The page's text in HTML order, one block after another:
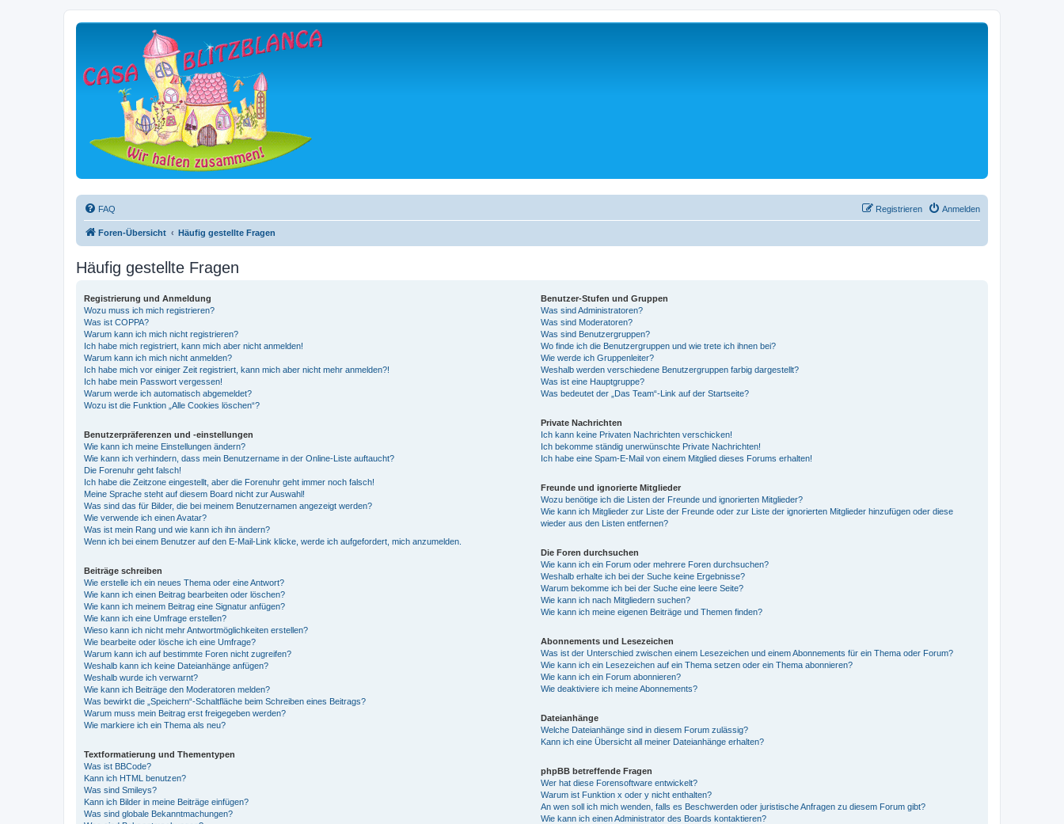
FAQ Anmelden
Registrieren
Foren-Übersicht Häufig gestellte Fragen
Häufig gestellte Fragen
Registrierung und Anmeldung
Wozu muss ich mich registrieren?
Was ist COPPA?
Warum kann ich mich nicht registrieren?
Ich habe mich registriert, kann mich aber nicht anmelden!
Warum kann ich mich nicht anmelden?
Ich habe mich vor einiger Zeit registriert, kann mich aber nicht mehr anmelden?!
Ich habe mein Passwort vergessen!
Warum werde ich automatisch abgemeldet?
Wozu ist die Funktion „Alle Cookies löschen“?
Benutzerpräferenzen und -einstellungen
Wie kann ich meine Einstellungen ändern?
Wie kann ich verhindern, dass mein Benutzername in der Online-Liste auftaucht?
Die Forenuhr geht falsch!
Ich habe die Zeitzone eingestellt, aber die Forenuhr geht immer noch falsch!
Meine Sprache steht auf diesem Board nicht zur Auswahl!
Was sind das für Bilder, die bei meinem Benutzernamen angezeigt werden?
Wie verwende ich einen Avatar?
Was ist mein Rang und wie kann ich ihn ändern?
Wenn ich bei einem Benutzer auf den E-Mail-Link klicke, werde ich aufgefordert, mich anzumelden.
Beiträge schreiben
Wie erstelle ich ein neues Thema oder eine Antwort?
Wie kann ich einen Beitrag bearbeiten oder löschen?
Wie kann ich meinem Beitrag eine Signatur anfügen?
Wie kann ich eine Umfrage erstellen?
Wieso kann ich nicht mehr Antwortmöglichkeiten erstellen?
Wie bearbeite oder lösche ich eine Umfrage?
Warum kann ich auf bestimmte Foren nicht zugreifen?
Weshalb kann ich keine Dateianhänge anfügen?
Weshalb wurde ich verwarnt?
Wie kann ich Beiträge den Moderatoren melden?
Was bewirkt die „Speichern“-Schaltfläche beim Schreiben eines Beitrags?
Warum muss mein Beitrag erst freigegeben werden?
Wie markiere ich ein Thema als neu?
Textformatierung und Thementypen
Was ist BBCode?
Kann ich HTML benutzen?
Was sind Smileys?
Kann ich Bilder in meine Beiträge einfügen?
Was sind globale Bekanntmachungen?
Benutzer-Stufen und Gruppen
Was sind Administratoren?
Was sind Moderatoren?
Was sind Benutzergruppen?
Wo finde ich die Benutzergruppen und wie trete ich ihnen bei?
Wie werde ich Gruppenleiter?
Weshalb werden verschiedene Benutzergruppen farbig dargestellt?
Was ist eine Hauptgruppe?
Was bedeutet der „Das Team“-Link auf der Startseite?
Private Nachrichten
Ich kann keine Privaten Nachrichten verschicken!
Ich bekomme ständig unerwünschte Private Nachrichten!
Ich habe eine Spam-E-Mail von einem Mitglied dieses Forums erhalten!
Freunde und ignorierte Mitglieder
Wozu benötige ich die Listen der Freunde und ignorierten Mitglieder?
Wie kann ich Mitglieder zur Liste der Freunde oder zur Liste der ignorierten Mitglieder hinzufügen oder diese
wieder aus den Listen entfernen?
Die Foren durchsuchen
Wie kann ich ein Forum oder mehrere Foren durchsuchen?
Weshalb erhalte ich bei der Suche keine Ergebnisse?
Warum bekomme ich bei der Suche eine leere Seite?
Wie kann ich nach Mitgliedern suchen?
Wie kann ich meine eigenen Beiträge und Themen finden?
Abonnements und Lesezeichen
Was ist der Unterschied zwischen einem Lesezeichen und einem Abonnements für ein Thema oder Forum?
Wie kann ich ein Lesezeichen auf ein Thema setzen oder ein Thema abonnieren?
Wie kann ich ein Forum abonnieren?
Wie deaktiviere ich meine Abonnements?
Dateianhänge
Welche Dateianhänge sind in diesem Forum zulässig?
Kann ich eine Übersicht all meiner Dateianhänge erhalten?
phpBB betreffende Fragen
Wer hat diese Forensoftware entwickelt?
Warum ist Funktion x oder y nicht enthalten?
An wen soll ich mich wenden, falls es Beschwerden oder juristische Anfragen zu diesem Forum gibt?
Wie kann ich einen Administrator des Boards kontaktieren?